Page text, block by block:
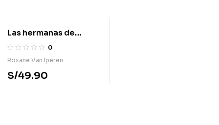
Las hermanas de
Auschwitz0
Roxane Van Iperen
S/49.90